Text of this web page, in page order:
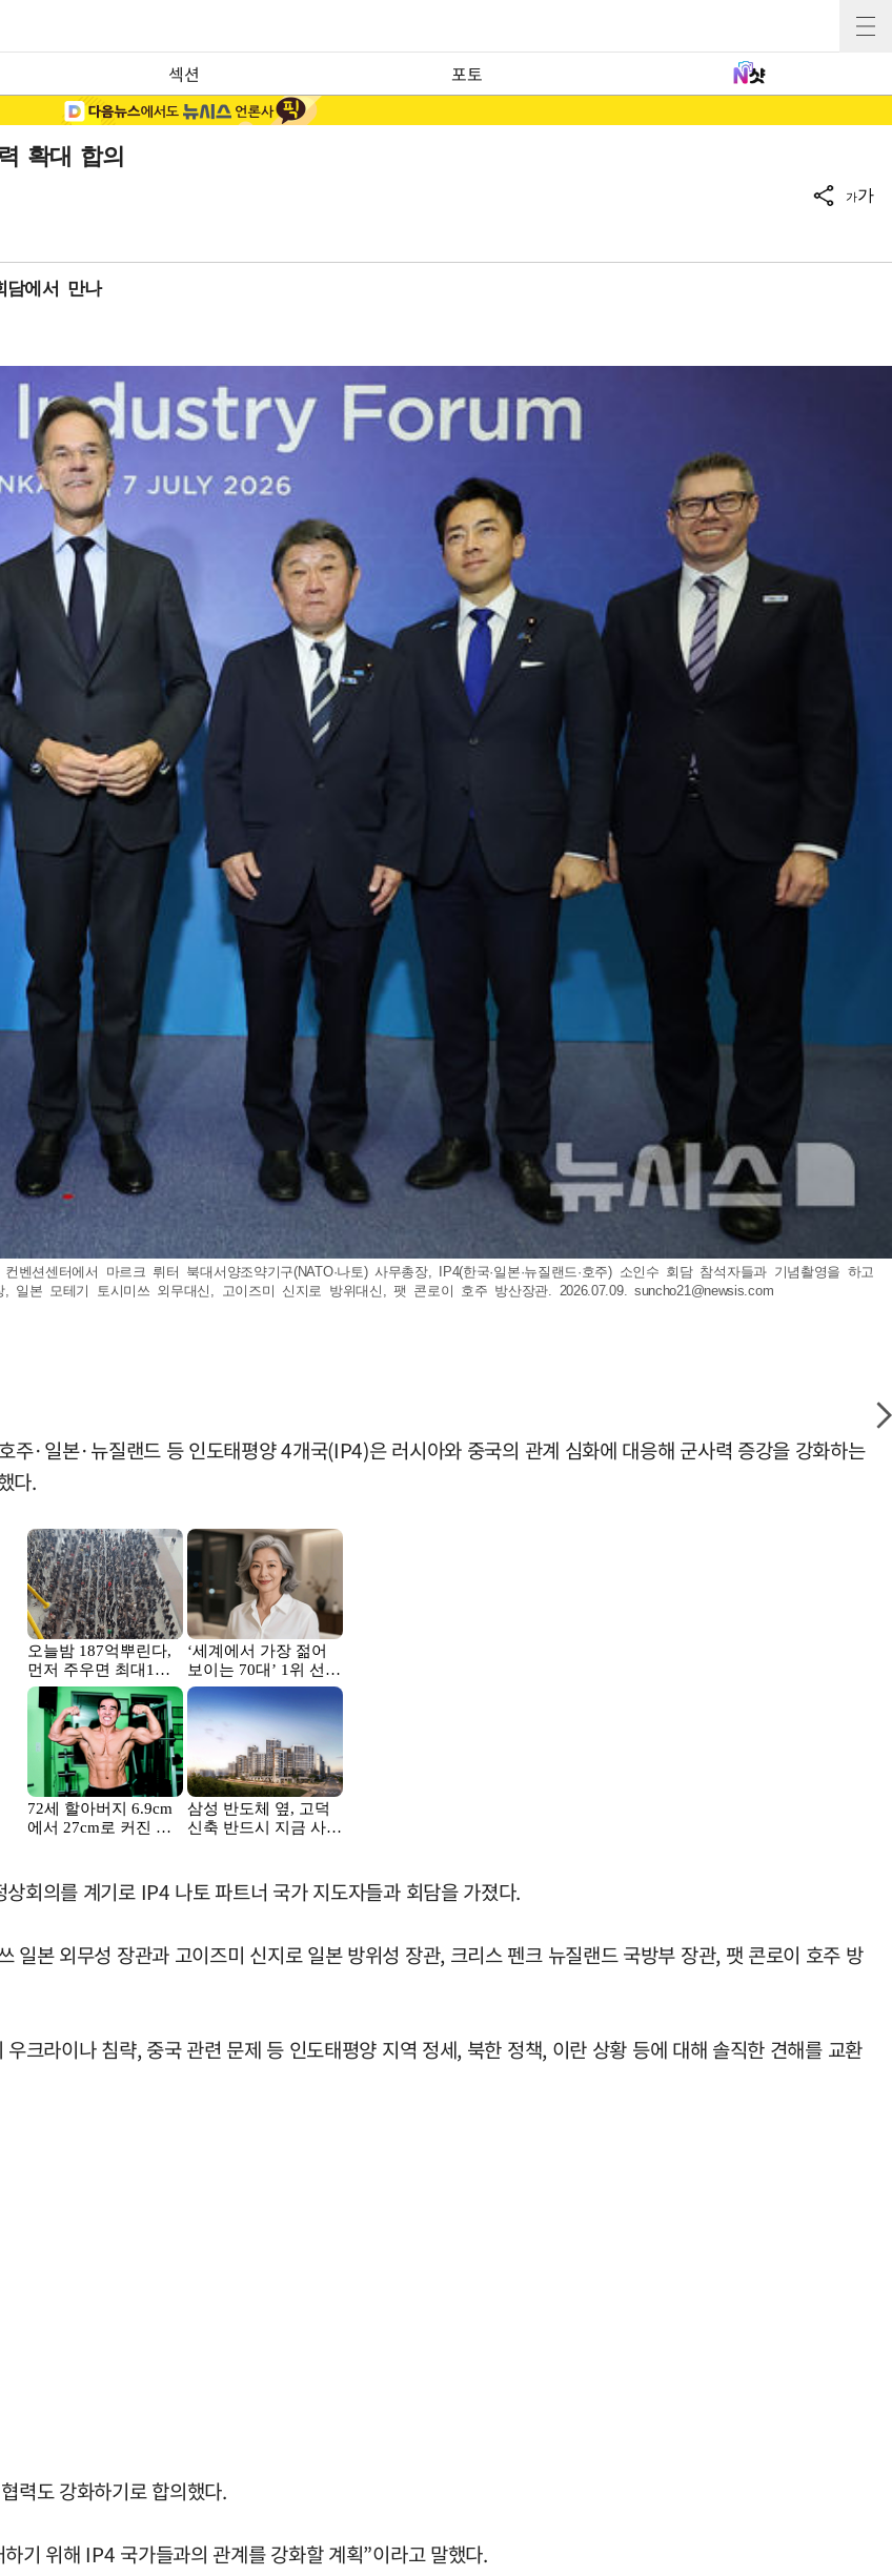
섹션 포토
확대 합의
가가
담에서 만나
션센터에서 마르크 뤼터 북대서양조약기구(NATO·나토) 사무총장, IP4(한국·일본·뉴질랜드·호주) 소인수 회담 참석자들과 기념촬영을 하고
본 모테기 토시미쓰 외무대신, 고이즈미 신지로 방위대신, 팻 콘로이 호주 방산장관. 2026.07.09. suncho21@newsis.com
·일본·뉴질랜드 등 인도태평양 4개국(IP4)은 러시아와 중국의 관계 심화에 대응해 군사력 증강을 강화하는
다.
회의를 계기로 IP4 나토 파트너 국가 지도자들과 회담을 가졌다.
일본 외무성 장관과 고이즈미 신지로 일본 방위성 장관, 크리스 펜크 뉴질랜드 국방부 장관, 팻 콘로이 호주 방
크라이나 침략, 중국 관련 문제 등 인도태평양 지역 정세, 북한 정책, 이란 상황 등에 대해 솔직한 견해를 교환
력도 강화하기로 합의했다.
기 위해 IP4 국가들과의 관계를 강화할 계획”이라고 말했다.